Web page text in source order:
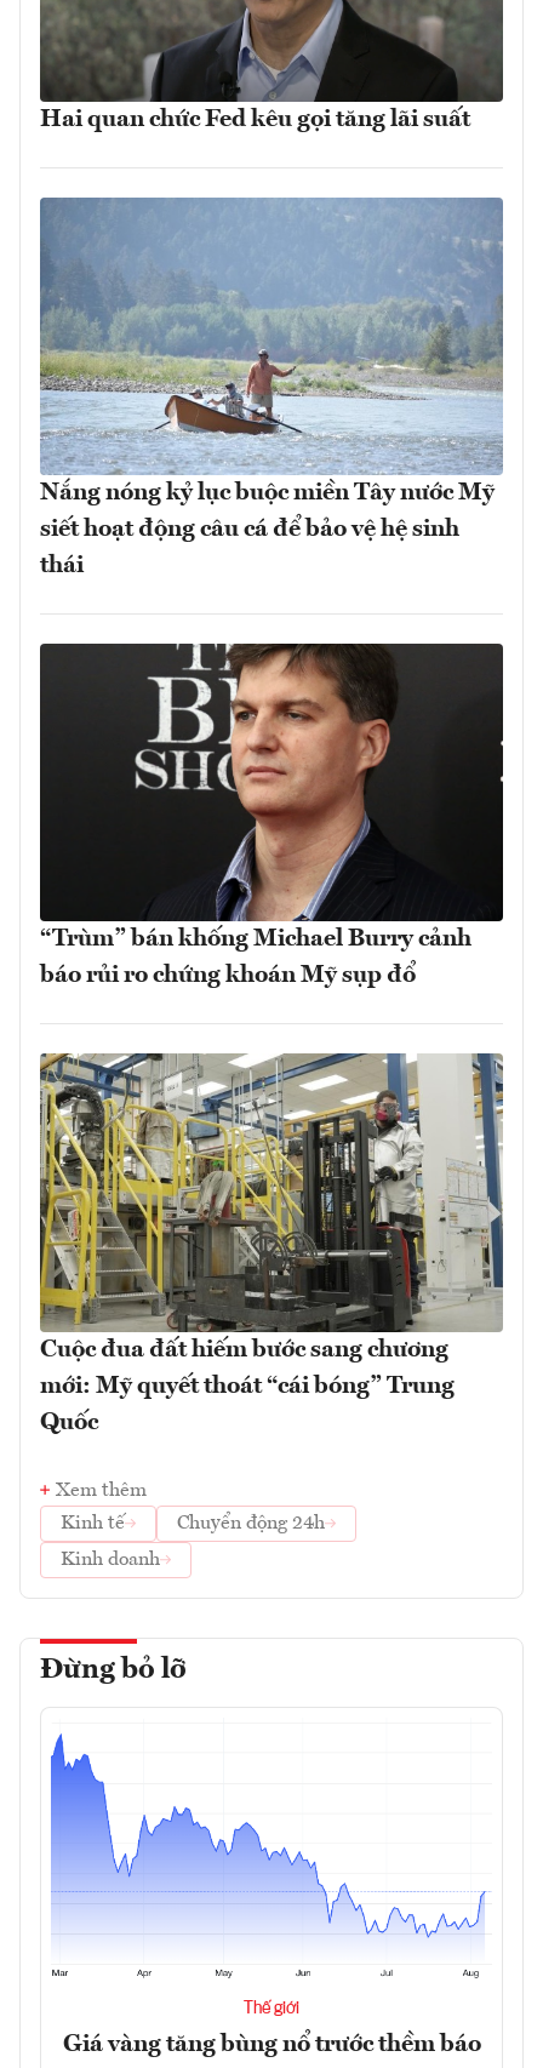
Hai quan chức Fed kêu gọi tăng lãi suất
Nắng nóng kỷ lục buộc miền Tây nước Mỹ
siết hoạt động câu cá để bảo vệ hệ sinh
thái
“Trùm” bán khống Michael Burry cảnh
báo rủi ro chứng khoán Mỹ sụp đổ
Cuộc đua đất hiếm bước sang chương
mới: Mỹ quyết thoát “cái bóng” Trung
Quốc
Xem thêm
Kinh tế
Chuyển động 24h
Kinh doanh
Đừng bỏ lỡ
Thế giới
Giá vàng tăng bùng nổ trước thềm báo